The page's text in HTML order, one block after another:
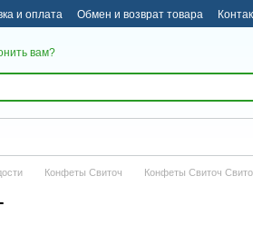
и оплата Обмен и возврат товара
вам?
Конфеты Свиточ Конфеты Свиточ